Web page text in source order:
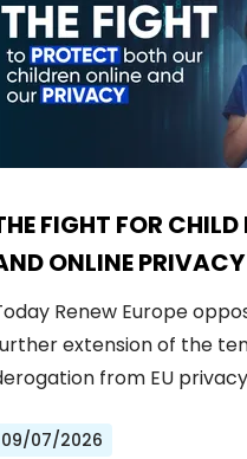
FIGHT FOR
ONLINE
Renew Europe
extension of the
from EU
09/07/2026